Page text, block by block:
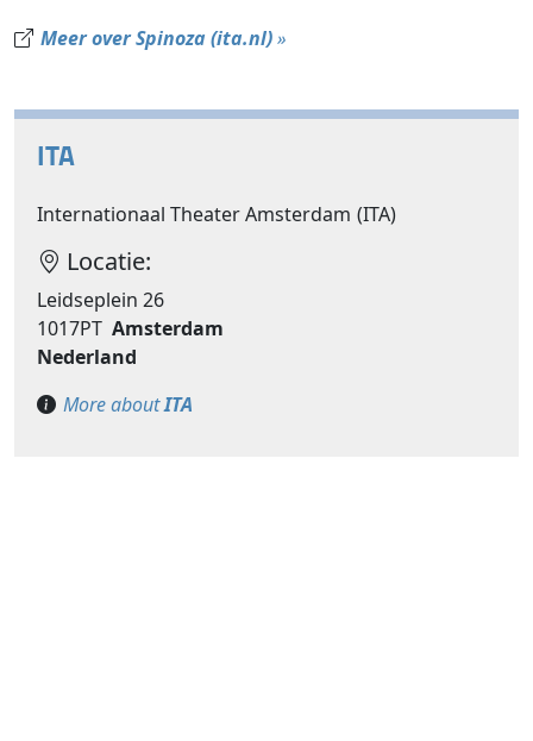
Meer over Spinoza (ita.nl)»
ITA
Internationaal Theater Amsterdam (ITA)
Locatie:
Leidseplein 26
1017PT Amsterdam
Nederland
More aboutITA